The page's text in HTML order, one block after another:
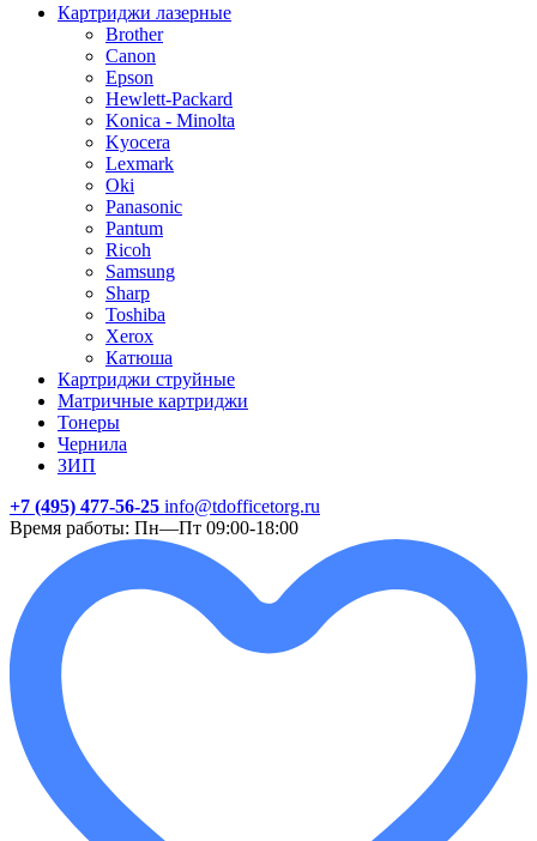
Картриджи лазерные
Brother
Canon
Epson
Hewlett-Packard
Konica - Minolta
Kyocera
Lexmark
Oki
Panasonic
Pantum
Ricoh
Samsung
Sharp
Toshiba
Xerox
Катюша
Картриджи струйные
Матричные картриджи
Тонеры
Чернила
ЗИП
+7 (495) 477-56-25 info@tdofficetorg.ru
Время работы: Пн—Пт 09:00-18:00